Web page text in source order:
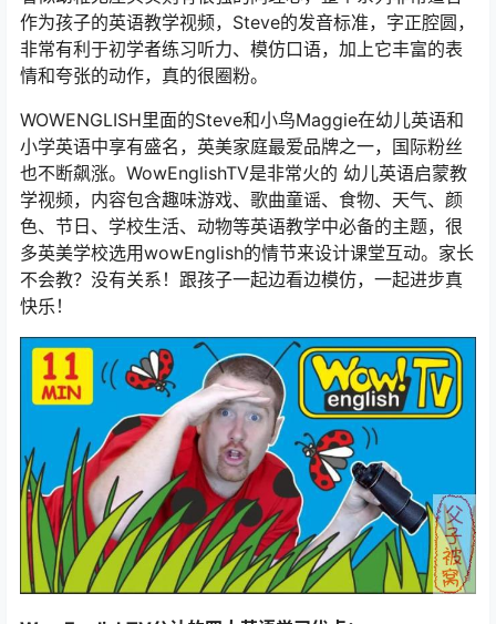
作为孩子的英语教学视频，Steve的发音标准，字正腔圆，
非常有利于初学者练习听力、模仿口语，加上它丰富的表
情和夸张的动作，真的很圈粉。
WOWENGLISH里面的Steve和小鸟Maggie在幼儿英语和
小学英语中享有盛名，英美家庭最爱品牌之一，国际粉丝
也不断飙涨。WowEnglishTV是非常火的 幼儿英语启蒙教
学视频，内容包含趣味游戏、歌曲童谣、食物、天气、颜
色、节日、学校生活、动物等英语教学中必备的主题，很
多英美学校选用wowEnglish的情节来设计课堂互动。家长
不会教？没有关系！跟孩子一起边看边模仿，一起进步真
快乐！